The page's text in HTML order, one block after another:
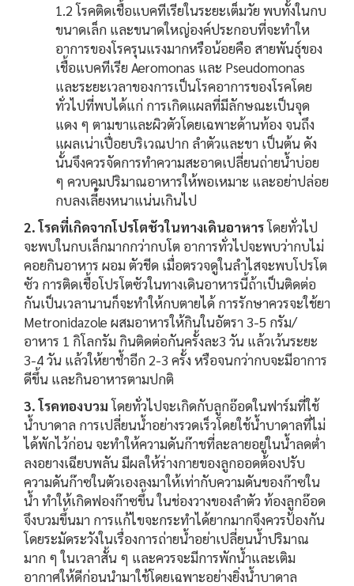
1.2 โรคติดเชื้อแบคทีเรียในระยะเต็มวัย พบทั้งในกบ
ขนาดเล็ก และขนาดใหญ่องค์ประกอบที่จะทำให
อาการของโรครุนแรงมากหรือน้อยคือ สายพันธุ์ของ
เชื้อแบคทีเรีย Aeromonas และ Pseudomonas
และระยะเวลาของการเป็นโรคอาการของโรคโดย
ทั่วไปที่พบได้แก่ การเกิดแผลที่มีลักษณะเป็นจุด
แดง ๆ ตามขาและผิวตัวโดยเฉพาะด้านท้อง จนถึง
แผลเน่าเปื่อยบริเวณปาก ลำตัวและขา เป็นต้น ดัง
นั้นจึงควรจัดการทำความสะอาดเปลี่ยนถ่ายน้ำบ่อย
ๆ ควบคุมปริมาณอาหารให้พอเหมาะ และอย่าปล่อย
กบลงเลี้ยงหนาแน่นเกินไป
2. โรคที่เกิดจากโปรโตชัวในทางเดินอาหารโดยทั่วไป
จะพบในกบเล็กมากกว่ากบโต อาการทั่วไปจะพบว่ากบไม่
คอยกินอาหาร ผอม ตัวชีด เมื่อตรวจดูในลำไสจะพบโปรโต
ซัว การติดเชื้อโปรโตซัวในทางเดินอาหารนี้ถ้าเป็นติดต่อ
กันเป็นเวลานานก็จะทำให้กบตายได้ การรักษาควรจะใช้ยา
Metronidazole ผสมอาหารให้กินในอัตรา 3-5 กรัม/
อาหาร 1 กิโลกรัม กินติดต่อกันครั้งละ3 วัน แล้วเว้นระยะ
3-4 วัน แล้วให้ยาช้ำอีก 2-3 ครั้ง หรือจนกว่ากบจะมีอาการ
ดีขึ้น และกินอาหารตามปกติ
3. โรคทองบวมโดยทั่วไปจะเกิดกับลูกอ๊อดในฟาร์มที่ใช้
น้ำบาดาล การเปลี่ยนน้ำอย่างรวดเร็วโดยใช้น้ำบาดาลที่ไม่
ได้พักไว้ก่อน จะทำให้ความดันก๊าชที่ละลายอยู่ในน้ำลดต่ำ
ลงอยางเฉียบพลัน มีผลให้ร่างกายของลูกออดต้องปรับ
ความดันก๊าซในตัวเองลงมาให้เท่ากับความดันของก๊าซใน
น้ำ ทำให้เกิดฟองก๊าซขึ้น ในช่องวางของลำตัว ท้องลูกอ๊อด
จึงบวมขึ้นมา การแก้ไขจะกระทำได้ยากมากจึงควรป้องกัน
โดยระมัดระวังในเรื่องการถ่ายน้ำอย่าเปลี่ยนน้ำปริมาณ
มาก ๆ ในเวลาสั้น ๆ และควรจะมีการพักน้ำและเติม
อากาศให้ดีก่อนนำมาใช้โดยเฉพาะอย่างยิ่งน้ำบาดาล